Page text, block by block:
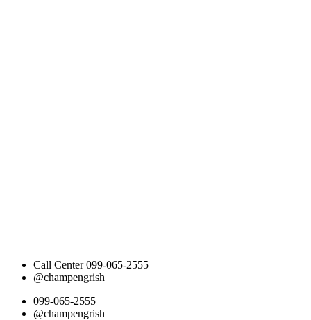
Call Center 099-065-2555
@champengrish
099-065-2555
@champengrish